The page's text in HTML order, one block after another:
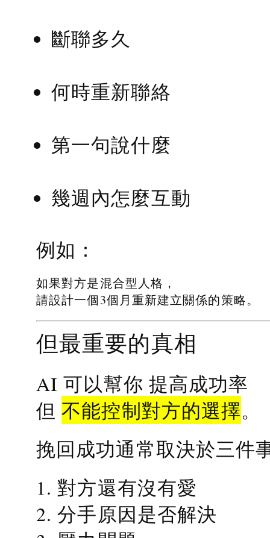
斷聯多久
何時重新聯絡
第一句說什麼
幾週內怎麼互動
例如：
如果對方是混合型人格，
請設計一個3個月重新建立關係的策略。
但最重要的真相
AI 可以幫你 提高成功率
但不能控制對方的選擇。
挽回成功通常取決於三件
1. 對方還有沒有愛
2. 分手原因是否解決